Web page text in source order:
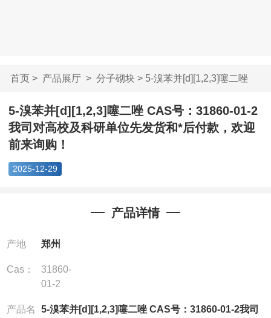
首页> 产品展厅> 分子砌块> 5-溴苯并[d][1,2,3]噻二唑
C...
5-溴苯并[d][1,2,3]噻二唑 CAS号：31860-01-2
我司对高校及科研单位先发货和*后付款，欢迎
前来询购！
2025-12-29
产品详情
产地 郑州
Cas：
31860-
01-2
产品名
5-溴苯并[d][1,2,3]噻二唑 CAS号：31860-01-2我司